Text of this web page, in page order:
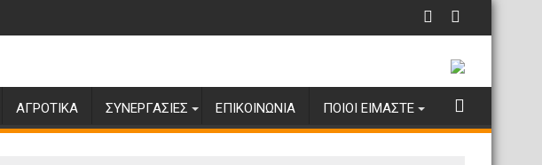
ΑΓΡΟΤΙΚΆ ΣΥΝΕΡΓΑΣΊΕΣ ΕΠΙΚΟΙΝΩΝΊΑ ΠΟΙΟΙ ΕΊΜΑΣΤΕ